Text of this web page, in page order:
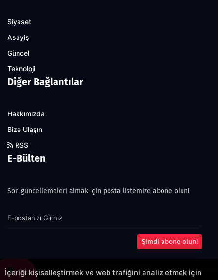
Siyaset
Asayiş
Güncel
Teknoloji
Diğer Bağlantılar
Hakkımızda
Bize Ulaşın
RSS
E-Bülten
Son güncellemeleri almak için posta listemize abone olun!
Şimdi abone olun!
İçeriği kişiselleştirmek ve web trafiğini analiz etmek için